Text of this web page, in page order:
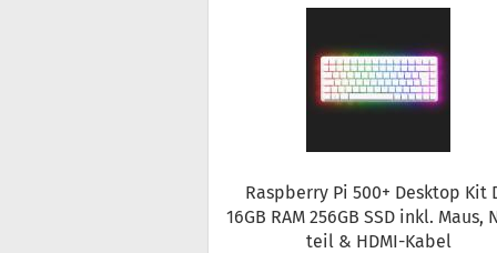
Raspber­ry Pi 500+ Desk­top Kit
16GB RAM 256GB SSD inkl. Maus,
teil & HDMI-​Kabel